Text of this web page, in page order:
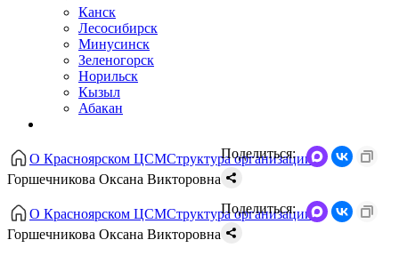
Канск
Лесосибирск
Минусинск
Зеленогорск
Норильск
Кызыл
Абакан
О Красноярском ЦСМСтруктура организации
Горшечникова Оксана Викторовна
Поделиться:
О Красноярском ЦСМСтруктура организации
Горшечникова Оксана Викторовна
Поделиться: